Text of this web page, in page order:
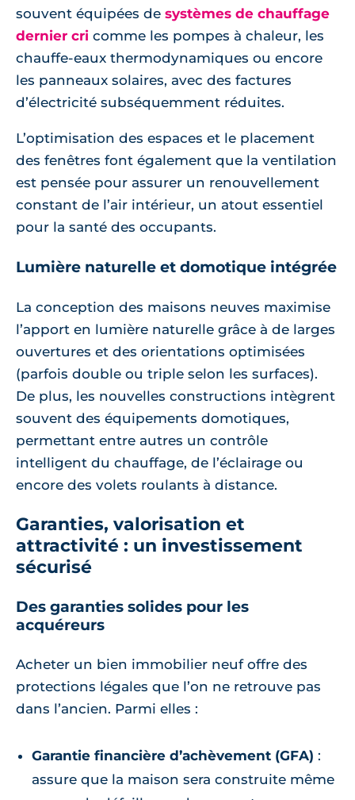
souvent équipées de systèmes de chauffage
dernier cri comme les pompes à chaleur, les
chauffe-eaux thermodynamiques ou encore
les panneaux solaires, avec des factures
d’électricité subséquemment réduites.
L’optimisation des espaces et le placement
des fenêtres font également que la ventilation
est pensée pour assurer un renouvellement
constant de l’air intérieur, un atout essentiel
pour la santé des occupants.
Lumière naturelle et domotique intégrée
La conception des maisons neuves maximise
l’apport en lumière naturelle grâce à de larges
ouvertures et des orientations optimisées
(parfois double ou triple selon les surfaces).
De plus, les nouvelles constructions intègrent
souvent des équipements domotiques,
permettant entre autres un contrôle
intelligent du chauffage, de l’éclairage ou
encore des volets roulants à distance.
Garanties, valorisation et
attractivité : un investissement
sécurisé
Des garanties solides pour les
acquéreurs
Acheter un bien immobilier neuf offre des
protections légales que l’on ne retrouve pas
dans l’ancien. Parmi elles :
Garantie financière d’achèvement (GFA) :
assure que la maison sera construite même